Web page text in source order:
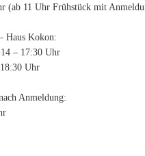
(ab 11 Uhr Frühstück mit
Haus Kokon:
– 17:30 Uhr
Uhr
Anmeldung: